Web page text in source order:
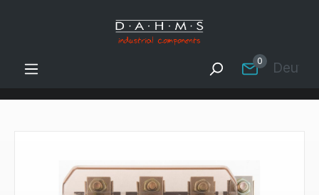
Zum Hauptinhalt springen
0
Bildergalerie überspringen